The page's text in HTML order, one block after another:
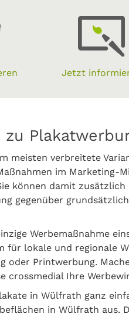
Jetzt
meisten verbreitete
im Marketing-
können damit zusätzlich
gegenüber
Werbemaßnahme
für lokale und regionale
oder Printwerbung.
crossmedial Ihre
in Wülfrath ganz
in Wülfrath aus.